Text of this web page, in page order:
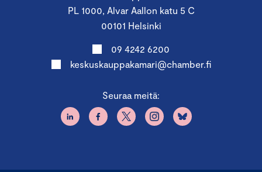
PL 1000, Alvar Aallon katu 5 C
00101 Helsinki
09 4242 6200
keskuskauppakamari@chamber.fi
Seuraa meitä: